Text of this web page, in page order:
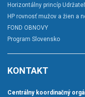
Horizontálny princíp
HP rovnosť mužov a žien a
FOND OBNOVY
Program Slovensko
KONTAKT
Centrálny koordinačný